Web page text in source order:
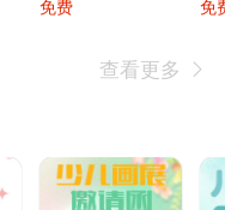
免费 免
查看更多 